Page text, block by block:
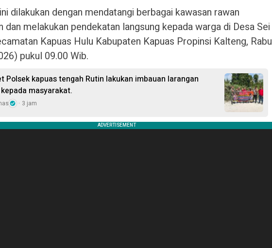
dilakukan dengan mendatangi berbagai kawasan rawan
dan melakukan pendekatan langsung kepada warga di Desa Sei
Kapuas Hulu Kabupaten Kapuas Propinsi Kalteng, Rabu
pukul 09.00 Wib.
Polsek kapuas tengah Rutin lakukan imbauan larangan
masyarakat.
3 jam